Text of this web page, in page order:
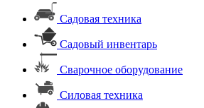
Садовая техника
Садовый инвентарь
Сварочное оборудование
Силовая техника